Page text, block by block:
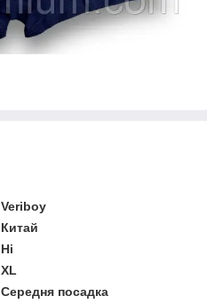
Veriboy
Китай
Ні
XL
Середня посадка